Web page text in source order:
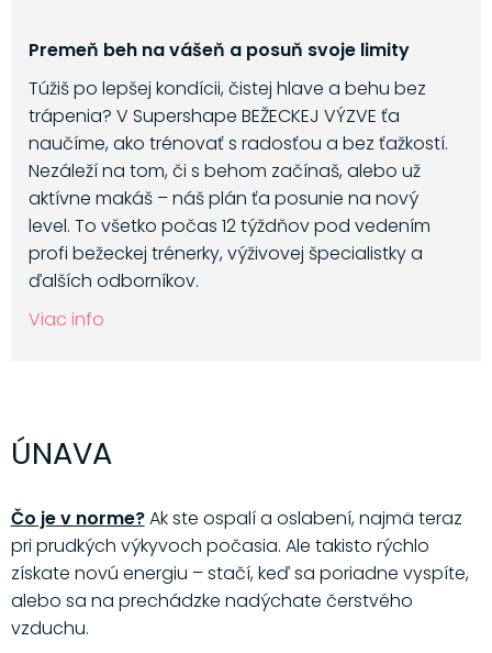
Premeň beh na vášeň a posuň svoje limity
Túžiš po lepšej kondícii, čistej hlave a behu bez
trápenia? V Supershape BEŽECKEJ VÝZVE ťa
naučíme, ako trénovať s radosťou a bez ťažkostí.
Nezáleží na tom, či s behom začínaš, alebo už
aktívne makáš – náš plán ťa posunie na nový
level. To všetko počas 12 týždňov pod vedením
profi bežeckej trénerky, výživovej špecialistky a
ďalších odborníkov.
Viac info
ÚNAVA
Čo je v norme?Ak ste ospalí a oslabení, najmä teraz
pri prudkých výkyvoch počasia. Ale takisto rýchlo
získate novú energiu – stačí, keď sa poriadne vyspíte,
alebo sa na prechádzke nadýchate čerstvého
vzduchu.